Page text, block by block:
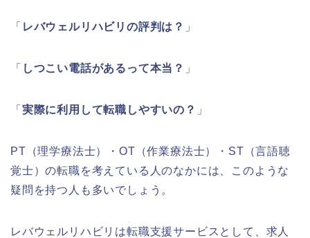
「 レバウェルリハビリの評判は？ 」
「 しつこい電話があるって本当？ 」
「 実際に利用して転職しやすいの？ 」
PT（理学療法士）・OT（作業療法士）・ST（言語聴
覚士）の転職を考えている人のなかには、このような
疑問を持つ人も多いでしょう。
レバウェルリハビリは転職支援サービスとして、求人